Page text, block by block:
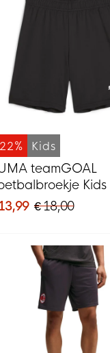
Kids
teamGOAL
€ 18,00